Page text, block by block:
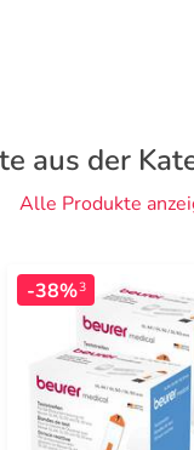
aus der
Alle Produkte
-38%3